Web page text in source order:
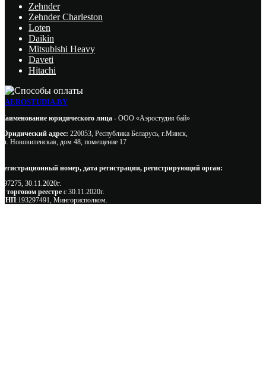
Zehnder
Zehnder Charleston
Loten
Daikin
Mitsubishi Heavy
Daveti
Hitachi
AEROSTUDIA.BY
Наименование юридического лица - ООО «Аэростудия бай»
Юридический адрес: 220053, Республика Беларусь, г.Минск,
ул. Нововиленская, дом 48, помещение 17
Регистрационный номер, дата регистрации, регистрирующий орган:
497275, 30.11.2020г.
В торговом реестре с 30.11.2020г.
УНП:193297491, Мингорисполком.